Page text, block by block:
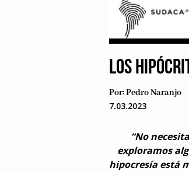
LOS
Por:Pedro Naranjo
7.03.2023
“No
exploramos
hipocresía está